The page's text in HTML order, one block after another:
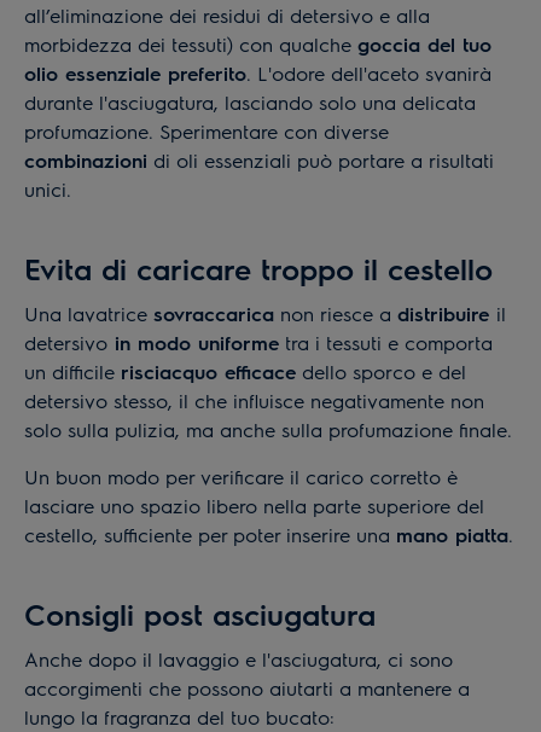
all’eliminazione dei residui di detersivo e alla
morbidezza dei tessuti) con qualche goccia del tuo
olio essenziale preferito. L'odore dell'aceto svanirà
durante l'asciugatura, lasciando solo una delicata
profumazione. Sperimentare con diverse
combinazioni di oli essenziali può portare a risultati
unici.
Evita di caricare troppo il cestello
Una lavatrice sovraccarica non riesce a distribuire il
detersivo in modo uniforme tra i tessuti e comporta
un difficile risciacquo efficace dello sporco e del
detersivo stesso, il che influisce negativamente non
solo sulla pulizia, ma anche sulla profumazione finale.
Un buon modo per verificare il carico corretto è
lasciare uno spazio libero nella parte superiore del
cestello, sufficiente per poter inserire una mano piatta.
Consigli post asciugatura
Anche dopo il lavaggio e l'asciugatura, ci sono
accorgimenti che possono aiutarti a mantenere a
lungo la fragranza del tuo bucato: